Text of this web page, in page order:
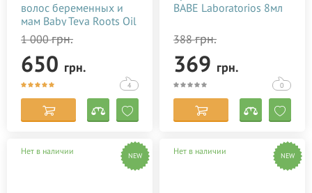
волос беременных и
мам Baby Teva Roots Oil
10 мл
1 000грн.
650 грн.
4
BABE Laboratorios 8мл
388грн.
369 грн.
0
Нет в наличии NEW Нет в наличии NEW